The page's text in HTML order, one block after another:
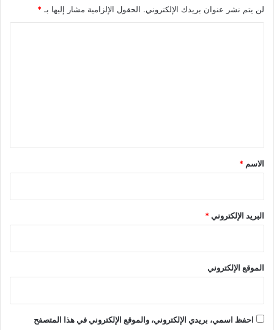
لن يتم نشر عنوان بريدك الإلكتروني. الحقول الإلزامية مشار إليها بـ *
*
الاسم *
البريد الإلكتروني*
الموقع الإلكتروني
احفظ اسمي، بريدي الإلكتروني، والموقع الإلكتروني في هذا المتصفح